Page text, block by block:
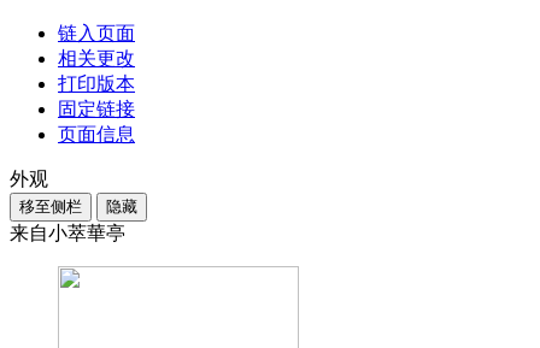
链入页面
相关更改
打印版本
固定链接
页面信息
外观
移至侧栏 隐藏
来自小萃華亭